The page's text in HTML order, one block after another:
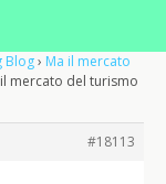
Blog› Ma il mercato
il mercato del turismo
#18113